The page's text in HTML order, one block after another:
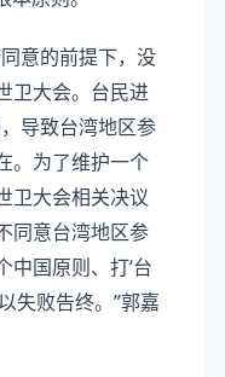
意的前提下，没
卫大会。台民进
导致台湾地区参
。为了维护一个
卫大会相关决议
同意台湾地区参
中国原则、打‘台
失败告终。”郭嘉